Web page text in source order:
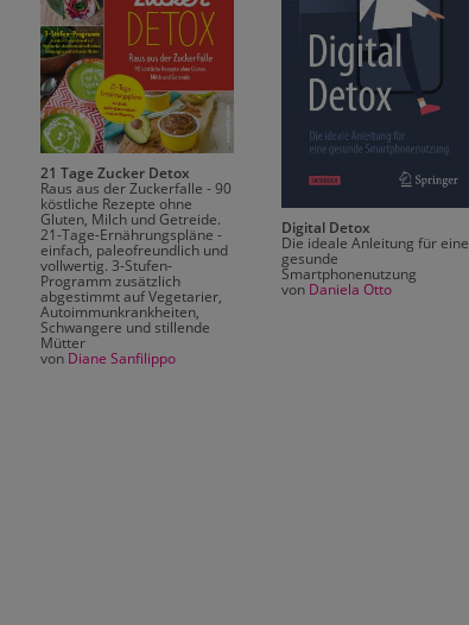
21 Tage Zucker Detox
Raus aus der Zuckerfalle - 90
köstliche Rezepte ohne
Gluten, Milch und Getreide.
21-Tage-Ernährungspläne -
einfach, paleofreundlich und
vollwertig. 3-Stufen-
Programm zusätzlich
abgestimmt auf Vegetarier,
Autoimmunkrankheiten,
Schwangere und stillende
Mütter
von Diane Sanfilippo
Digital Detox
Die ideale Anleitung für eine
gesunde
Smartphonenutzung
von Daniela Otto